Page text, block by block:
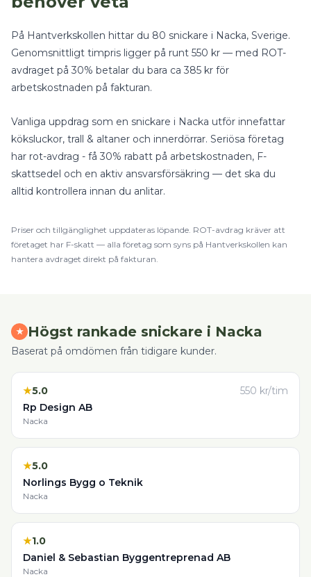
På Hantverkskollen hittar du 80 snickare i Nacka, Sverige.
Genomsnittligt timpris ligger på runt 550 kr — med ROT-
avdraget på 30% betalar du bara ca 385 kr för
arbetskostnaden på fakturan.
Vanliga uppdrag som en snickare i Nacka utför innefattar
köksluckor, trall & altaner och innerdörrar. Seriösa företag
har rot-avdrag - få 30% rabatt på arbetskostnaden, F-
skattsedel och en aktiv ansvarsförsäkring — det ska du
alltid kontrollera innan du anlitar.
Priser och tillgänglighet uppdateras löpande. ROT-avdrag kräver att
företaget har F-skatt — alla företag som syns på Hantverkskollen kan
hantera avdraget direkt på fakturan.
★ Högst rankade snickare i Nacka
Baserat på omdömen från tidigare kunder.
★5.0 550 kr/tim
Rp Design AB
Nacka
★5.0
Norlings Bygg o Teknik
Nacka
★1.0
Daniel & Sebastian Byggentreprenad AB
Nacka